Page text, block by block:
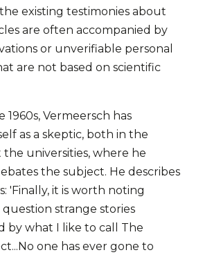
existing testimonies about
are often accompanied by
or unverifiable personal
are not based on scientific
1960s, Vermeersch has
as a skeptic, both in the
the universities, where he
the subject. He describes
'Finally, it is worth noting
strange stories
by what I like to call The
one has ever gone to